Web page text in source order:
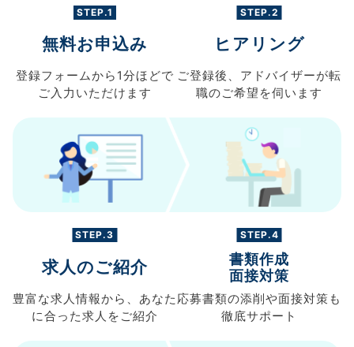
STEP.1
無料お申込み
登録フォームから 1分ほどで
ご入力 いただけます
STEP.2
ヒアリング
ご登録後、 アドバイザーが転
職のご希望を伺います
STEP.3
求人のご紹介
豊富な求人情報から、 あなた
に合った求人を ご紹介
STEP.4
書類作成
面接対策
応募書類の添削や面接対策も
徹底サポート